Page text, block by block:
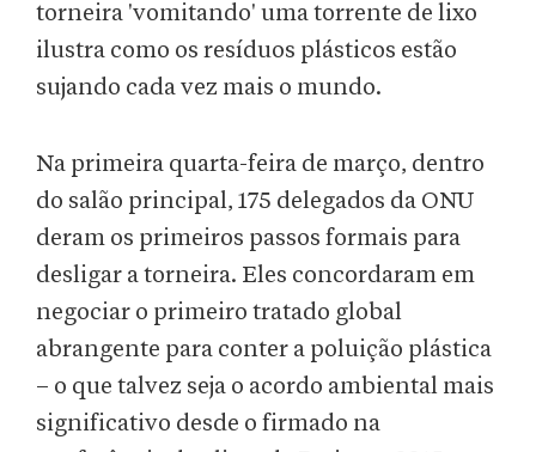
torneira 'vomitando' uma torrente de lixo
ilustra como os resíduos plásticos estão
sujando cada vez mais o mundo.
Na primeira quarta-feira de março, dentro
do salão principal, 175 delegados da ONU
deram os primeiros passos formais para
desligar a torneira. Eles concordaram em
negociar o primeiro tratado global
abrangente para conter a poluição plástica
– o que talvez seja o acordo ambiental mais
significativo desde o firmado na